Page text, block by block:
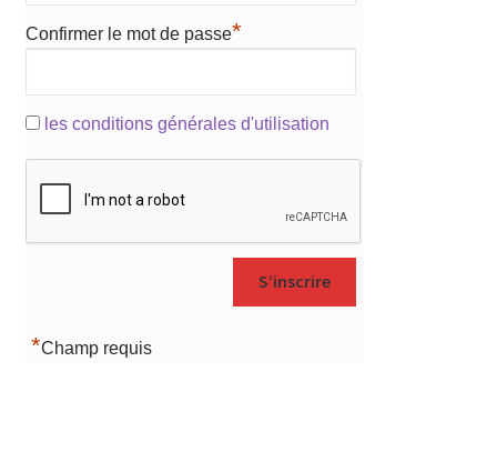
Confirmer le mot de passe*
les conditions générales d'utilisation
*Champ requis